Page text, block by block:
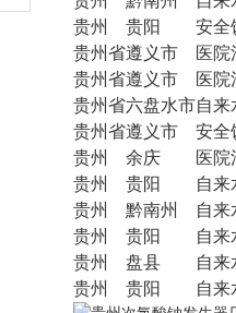
贵州
贵阳
安全
贵州省遵义市
医院
贵州省遵义市
医院
贵州省六盘水市自来
贵州省遵义市
安全
贵州
余庆
医院
贵州
贵阳
自来
贵州
黔南州
自来
贵州
贵阳
自来
贵州
盘县
自来
贵州
贵阳 自来